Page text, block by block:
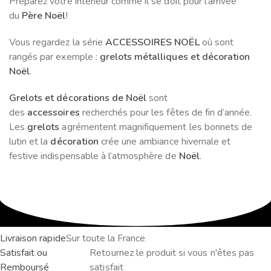
du Père Noël!
Vous regardez la série ACCESSOIRES NOËLoù sont
rangés par exemple : grelots métalliques et décoration
Noël.
Grelots et décorations de Noëlsont
des accessoires recherchés pour les fêtes de fin d’année.
Les grelots agrémentent magnifiquement les bonnets de
lutin et la décoration crée une ambiance hivernale et
festive indispensable à l’atmosphère de Noël.
Livraison rapideSur toute la France
Satisfait ou
Remboursé
Retournez le produit si vous n'êtes pas
satisfait